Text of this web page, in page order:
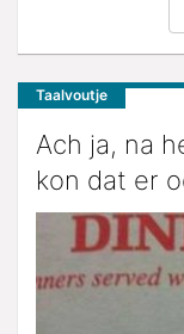
Taalvoutje
Ach ja, na
kon dat er